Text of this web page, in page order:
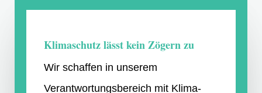
Klimaschutz lässt kein Zögern zu
Wir schaffen in unserem
Verantwortungsbereich mit Klima-